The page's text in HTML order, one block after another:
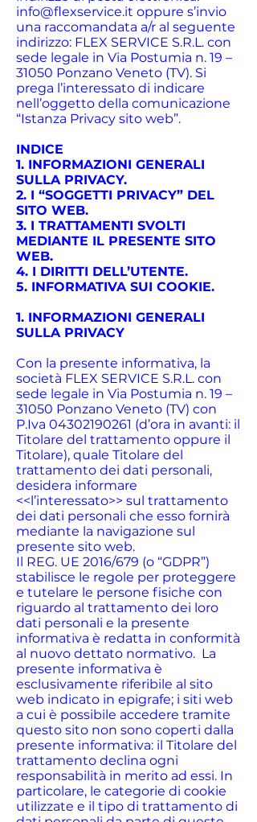
info@flexservice.it oppure s’invio
una raccomandata a/r al seguente
indirizzo: FLEX SERVICE S.R.L. con
sede legale in Via Postumia n. 19 –
31050 Ponzano Veneto (TV). Si
prega l’interessato di indicare
nell’oggetto della comunicazione
“Istanza Privacy sito web”.
INDICE
1. INFORMAZIONI GENERALI
SULLA PRIVACY.
2. I “SOGGETTI PRIVACY” DEL
SITO WEB.
3. I TRATTAMENTI SVOLTI
MEDIANTE IL PRESENTE SITO
WEB.
4. I DIRITTI DELL’UTENTE.
5. INFORMATIVA SUI COOKIE.
1. INFORMAZIONI GENERALI
SULLA PRIVACY
Con la presente informativa, la
società FLEX SERVICE S.R.L. con
sede legale in Via Postumia n. 19 –
31050 Ponzano Veneto (TV) con
P.Iva 04302190261 (d’ora in avanti: il
Titolare del trattamento oppure il
Titolare), quale Titolare del
trattamento dei dati personali,
desidera informare
<<l’interessato>> sul trattamento
dei dati personali che esso fornirà
mediante la navigazione sul
presente sito web.
Il REG. UE 2016/679 (o “GDPR”)
stabilisce le regole per proteggere
e tutelare le persone fisiche con
riguardo al trattamento dei loro
dati personali e la presente
informativa è redatta in conformità
al nuovo dettato normativo. La
presente informativa è
esclusivamente riferibile al sito
web indicato in epigrafe; i siti web
a cui è possibile accedere tramite
questo sito non sono coperti dalla
presente informativa: il Titolare del
trattamento declina ogni
responsabilità in merito ad essi. In
particolare, le categorie di cookie
utilizzate e il tipo di trattamento di